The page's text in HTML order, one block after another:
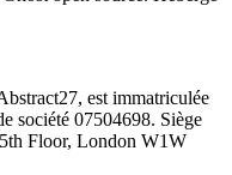
est immatriculée
société 07504698. Siège
Floor, London W1W